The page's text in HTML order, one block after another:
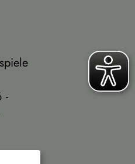
-